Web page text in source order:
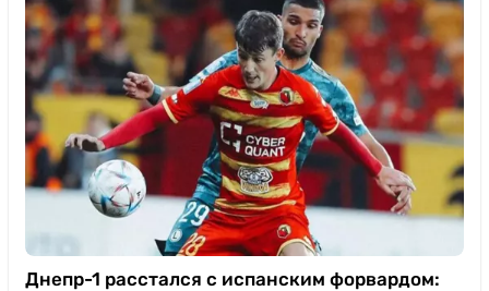
Днепр-1 расстался с испанским форвардом: